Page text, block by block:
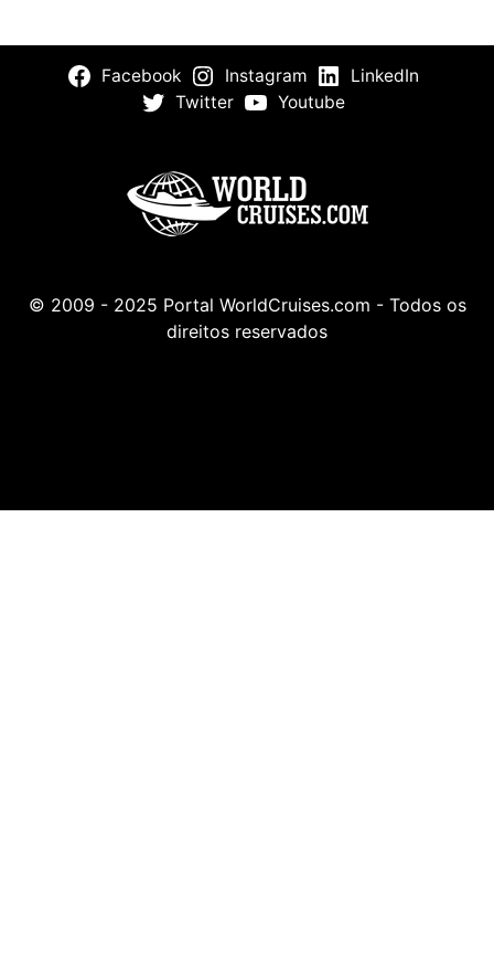
Facebook Instagram
LinkedIn
Twitter
Youtube
© 2009 - 2025 Portal WorldCruises.com - Todos os
direitos reservados